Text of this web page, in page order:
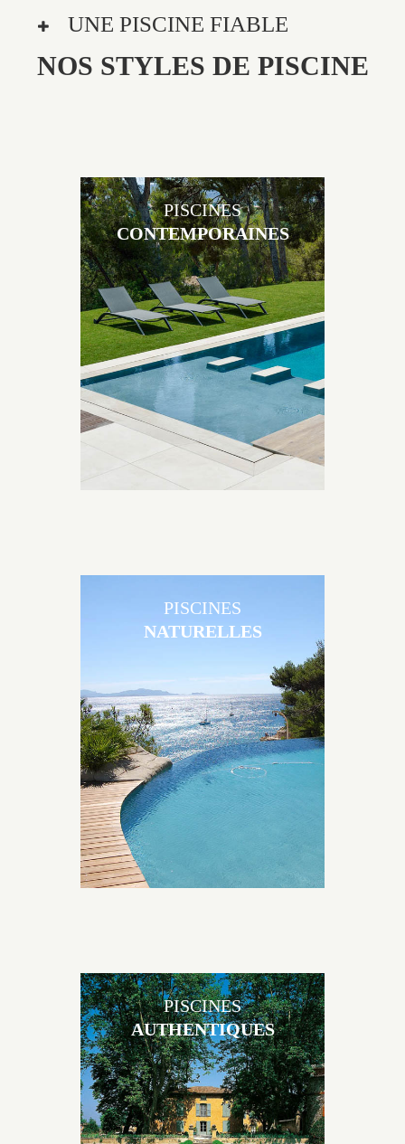
UNE PISCINE FIABLE
NOS STYLES DE PISCINE
Les piscines en béton contemporaines Jacques
Brens sont uniques grâce au large choix de
matériaux et de revêtements et les nombreuses
options disponibles, miroir, couloir de nage, plage
immergée, débordement.
PISCINES
CONTEMPORAINES
Les piscines en béton naturelles Jacques Brens sont
originales, elles s’intègrent parfaitement à leur
environnement grâce à un jeu de volume et de
matière sur-mesure conçu par notre bureau d’étude
spécialisé.
PISCINES
NATURELLES
Les piscines en béton authentiques Jacques Brens se
démarquent par la noblesse des matériaux
utilisés pour garder un aspect ancien, retrouver une
PISCINES
AUTHENTIQUES